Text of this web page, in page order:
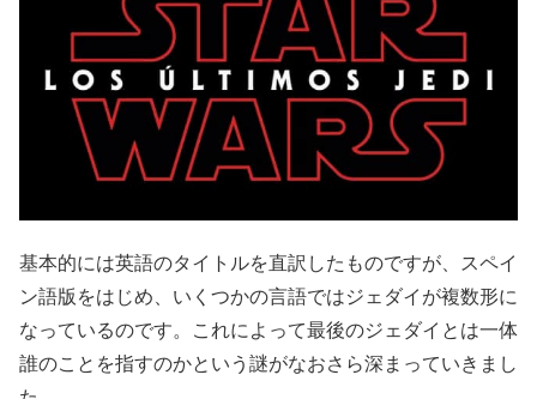
基本的には英語のタイトルを直訳したものですが、スペイ
ン語版をはじめ、いくつかの言語ではジェダイが複数形に
なっているのです。これによって最後のジェダイとは一体
誰のことを指すのかという謎がなおさら深まっていきまし